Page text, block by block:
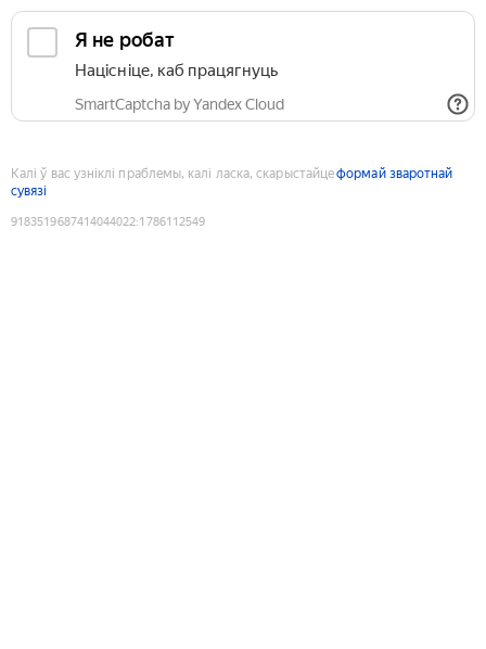
Я не робат
Націсніце, каб працягнуць
SmartCaptcha by Yandex Cloud
Калі ў вас узніклі праблемы, калі ласка, скарыстайцеформай зваротнай
сувязі
9183519687414044022:1786112549